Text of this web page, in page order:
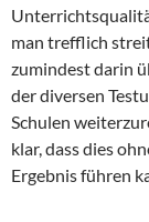
man trefflich
zumindest darin
der diversen
Schulen
klar, dass dies
Ergebnis führen